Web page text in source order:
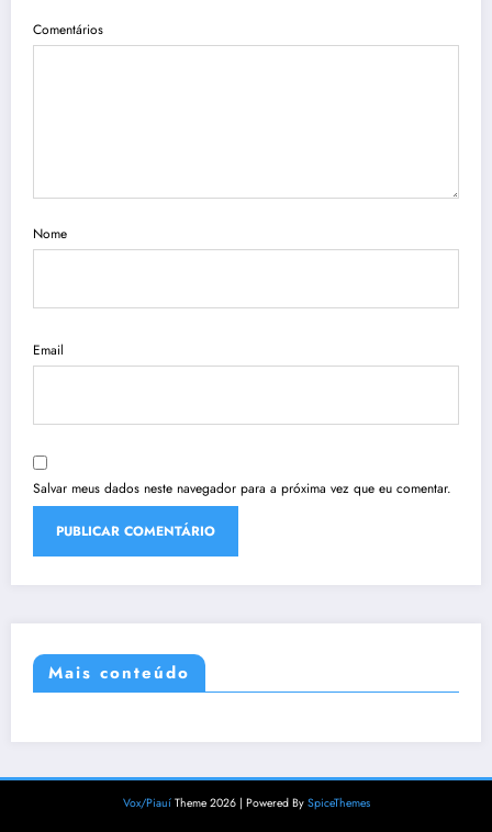
Comentários
Nome
Email
Salvar meus dados neste navegador para a próxima vez que eu comentar.
Mais conteúdo
Vox/Piauí Theme 2026 | Powered By SpiceThemes